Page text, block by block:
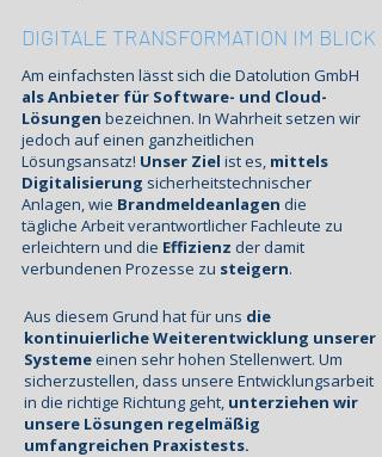
DIGITALE TRANSFORMATION IM BLICK
Am einfachsten lässt sich die Datolution GmbH
als Anbieter für Software- und Cloud-
Lösungen bezeichnen. In Wahrheit setzen wir
jedoch auf einen ganzheitlichen
Lösungsansatz! Unser Ziel ist es, mittels
Digitalisierung sicherheitstechnischer
Anlagen,wie Brandmeldeanlagen die
tägliche Arbeit verantwortlicher Fachleute zu
erleichtern und die Effizienz der damit
verbundenen Prozesse zu steigern.​
Aus diesem Grund hat für uns die
kontinuierliche Weiterentwicklung unserer
Systemeeinen sehr hohen Stellenwert. Um
sicherzustellen, dass unsere Entwicklungsarbeit
in die richtige Richtung geht, unterziehen wir
unsere Lösungen regelmäßig
umfangreichen Praxistests.